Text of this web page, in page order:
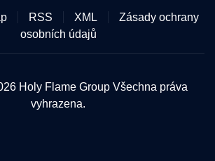
RSS XML
Zásady ochrany
osobních údajů
Holy Flame Group Všechna práva
vyhrazena.